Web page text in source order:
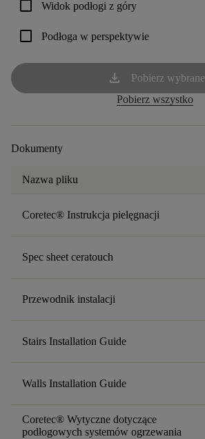
check_box_outline_blank Widok podłogi z góry
check_box_outline_blank Podłoga w perspektywie
download
Pobierz wybrane
Pobierz wszystko
Dokumenty
Nazwa pliku
Coretec® Instrukcja pielęgnacji
Spec sheet ceratouch
Przewodnik instalacji
Stairs Installation Guide
Walls Installation Guide
Coretec® Wytyczne dotyczące
podłogowych systemów ogrzewania